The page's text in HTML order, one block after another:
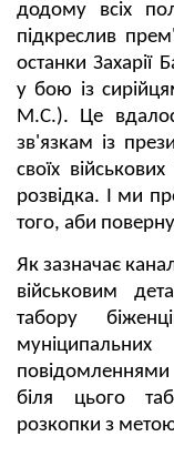
додому всіх
підкреслив
останки
у бою із
М.С.). Це
зв'язкам із
своїх
розвідка. І ми
того, аби
Як зазначає
військовим
табору
біля цього
розкопки з